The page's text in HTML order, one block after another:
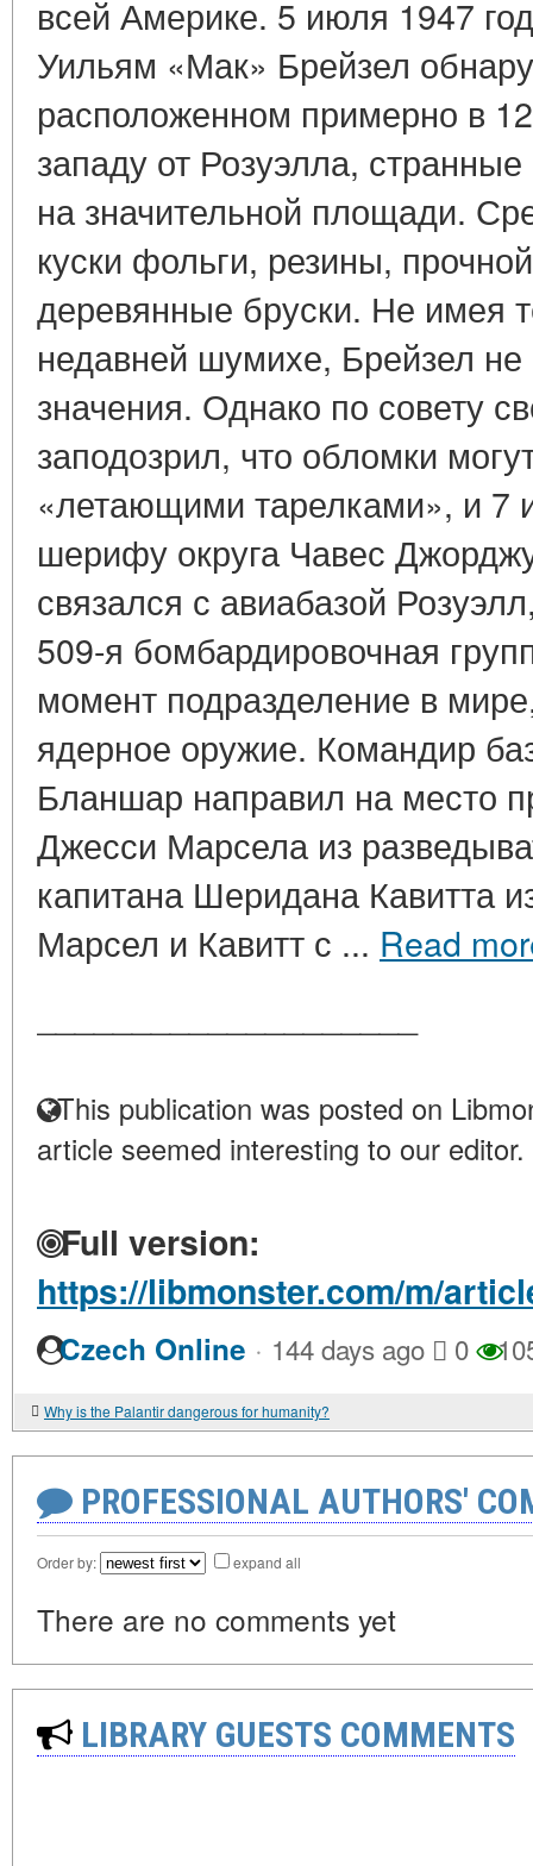
всей Америке. 5 июля 1947
Уильям «Мак» Брейзел
расположенном примерно в
западу от Розуэлла,
на значительной площади.
куски фольги, резины,
деревянные бруски. Не имея
недавней шумихе, Брейзел не
значения. Однако по совету
заподозрил, что обломки
«летающими тарелками», и 7
шерифу округа Чавес
связался с авиабазой
509-я бомбардировочная
момент подразделение в
ядерное оружие. Командир
Бланшар направил на место
Джесси Марсела из
капитана Шеридана Кавитта
Марсел и Кавитт с ... Read
This publication was posted on
article seemed interesting to our editor.
Full version:
https://libmonster.com/m/
Czech Online · 144 days ago 0
Why is the Palantir dangerous for humanity?
PROFESSIONAL AUTHORS'
Order by: expand all
There are no comments yet
LIBRARY GUESTS COMMENTS